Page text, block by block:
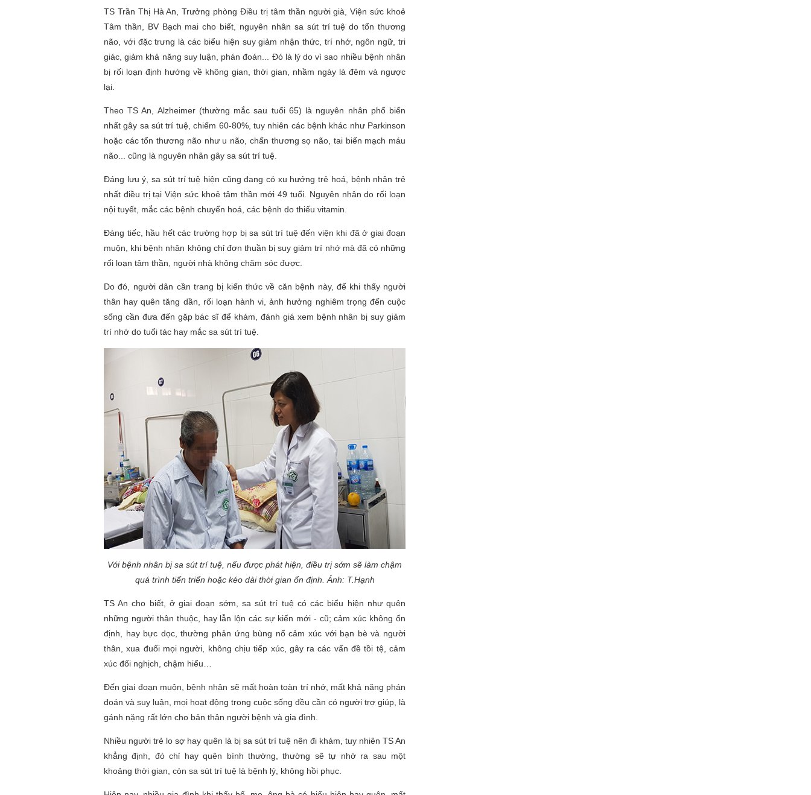
TS Trần Thị Hà An, Trưởng phòng Điều trị tâm thần người già, Viện sức khoẻ
Tâm thần, BV Bạch mai cho biết, nguyên nhân sa sút trí tuệ do tổn thương
não, với đặc trưng là các biểu hiện suy giảm nhận thức, trí nhớ, ngôn ngữ, tri
giác, giảm khả năng suy luận, phán đoán... Đó là lý do vì sao nhiều bệnh nhân
bị rối loạn định hướng về không gian, thời gian, nhầm ngày là đêm và ngược
lại.
Theo TS An, Alzheimer (thường mắc sau tuổi 65) là nguyên nhân phổ biến
nhất gây sa sút trí tuệ, chiếm 60-80%, tuy nhiên các bệnh khác như Parkinson
hoặc các tổn thương não như u não, chấn thương sọ não, tai biến mạch máu
não... cũng là nguyên nhân gây sa sút trí tuệ.
Đáng lưu ý, sa sút trí tuệ hiện cũng đang có xu hướng trẻ hoá, bệnh nhân trẻ
nhất điều trị tại Viện sức khoẻ tâm thần mới 49 tuổi. Nguyên nhân do rối loạn
nội tuyết, mắc các bệnh chuyển hoá, các bệnh do thiếu vitamin.
Đáng tiếc, hầu hết các trường hợp bị sa sút trí tuệ đến viện khi đã ở giai đoạn
muộn, khi bệnh nhân không chỉ đơn thuần bị suy giảm trí nhớ mà đã có những
rối loạn tâm thần, người nhà không chăm sóc được.
Do đó, người dân cần trang bị kiến thức về căn bệnh này, để khi thấy người
thân hay quên tăng dần, rối loạn hành vi, ảnh hưởng nghiêm trọng đến cuộc
sống cần đưa đến gặp bác sĩ để khám, đánh giá xem bệnh nhân bị suy giảm
trí nhớ do tuổi tác hay mắc sa sút trí tuệ.
Với bệnh nhân bị sa sút trí tuệ, nếu được phát hiện, điều trị sớm sẽ làm chậm
quá trình tiến triển hoặc kéo dài thời gian ổn định. Ảnh: T.Hạnh
TS An cho biết, ở giai đoạn sớm, sa sút trí tuệ có các biểu hiện như quên
những người thân thuộc, hay lẫn lộn các sự kiến mới - cũ; cảm xúc không ổn
định, hay bực dọc, thường phản ứng bùng nổ cảm xúc với bạn bè và người
thân, xua đuổi mọi người, không chịu tiếp xúc, gây ra các vấn đề tồi tệ, cảm
xúc đối nghịch, chậm hiểu…
Đến giai đoạn muộn, bệnh nhân sẽ mất hoàn toàn trí nhớ, mất khả năng phán
đoán và suy luận, mọi hoạt động trong cuộc sống đều cần có người trợ giúp, là
gánh nặng rất lớn cho bản thân người bệnh và gia đình.
Nhiều người trẻ lo sợ hay quên là bị sa sút trí tuệ nên đi khám, tuy nhiên TS An
khẳng định, đó chỉ hay quên bình thường, thường sẽ tự nhớ ra sau một
khoảng thời gian, còn sa sút trí tuệ là bệnh lý, không hồi phục.